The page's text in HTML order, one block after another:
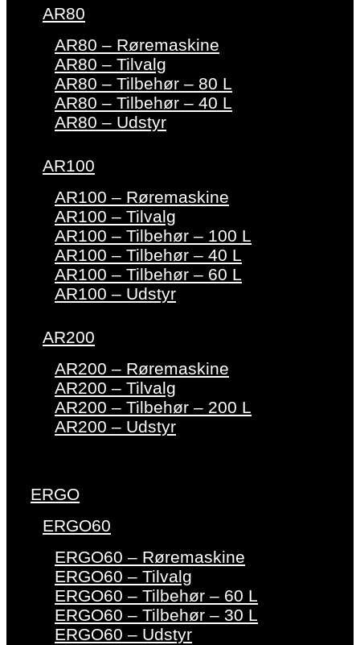
AR80
AR80 – Røremaskine
AR80 – Tilvalg
AR80 – Tilbehør – 80 L
AR80 – Tilbehør – 40 L
AR80 – Udstyr
AR100
AR100 – Røremaskine
AR100 – Tilvalg
AR100 – Tilbehør – 100 L
AR100 – Tilbehør – 40 L
AR100 – Tilbehør – 60 L
AR100 – Udstyr
AR200
AR200 – Røremaskine
AR200 – Tilvalg
AR200 – Tilbehør – 200 L
AR200 – Udstyr
ERGO
ERGO60
ERGO60 – Røremaskine
ERGO60 – Tilvalg
ERGO60 – Tilbehør – 60 L
ERGO60 – Tilbehør – 30 L
ERGO60 – Udstyr